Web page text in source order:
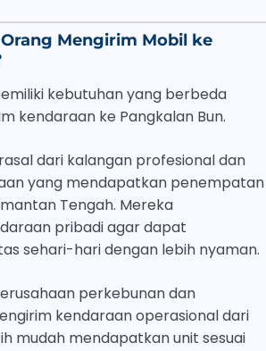
Mengirim Mobil ke
kebutuhan yang berbeda
kendaraan ke Pangkalan Bun.
dari kalangan profesional dan
yang mendapatkan penempatan
Tengah. Mereka
pribadi agar dapat
sehari-hari dengan lebih nyaman.
perkebunan dan
kendaraan operasional dari
mudah mendapatkan unit sesuai